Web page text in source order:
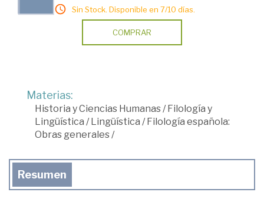
Sin Stock. Disponible en 7/10 días.
COMPRAR
Materias:
Historia y Ciencias Humanas/Filología y
Lingüística /Lingüística /Filología española:
Obras generales/
Resumen